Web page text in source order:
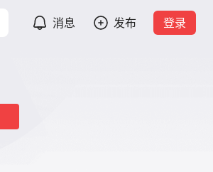
消息 发布 登录